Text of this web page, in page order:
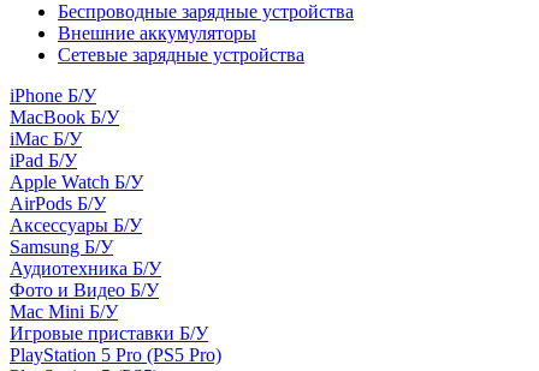
Беспроводные зарядные устройства
Внешние аккумуляторы
Сетевые зарядные устройства
iPhone Б/У
MacBook Б/У
iMac Б/У
iPad Б/У
Apple Watch Б/У
AirPods Б/У
Аксессуары Б/У
Samsung Б/У
Аудиотехника Б/У
Фото и Видео Б/У
Mac Mini Б/У
Игровые приставки Б/У
PlayStation 5 Pro (PS5 Pro)